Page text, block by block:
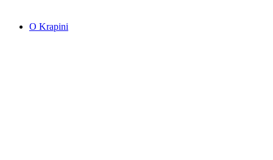
O Krapini